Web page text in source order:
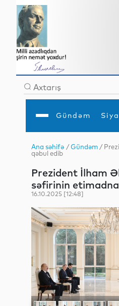
Gündəm
Ana səhifə
Gündəm
İqtisadiyyat
YAP
Analitika
Mədəniyyət
Müsahibə
MEDİA
Ana səhifə /Gündəm /
qəbul edib
Prezident İlham
səfirinin
16.10.2025 [12:48]